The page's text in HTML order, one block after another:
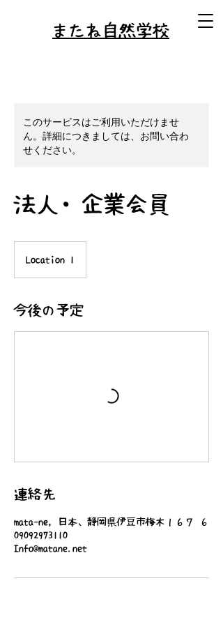
またね自然学校
このサービスはご利用いただけませ
ん。詳細につきましては、お問い合わ
せください。
法人・企業会員
Location 1
今後の予定
連絡先
mata-ne, 日本、静岡県伊豆市梅木１６７−６
09092973110
Info@matane.net